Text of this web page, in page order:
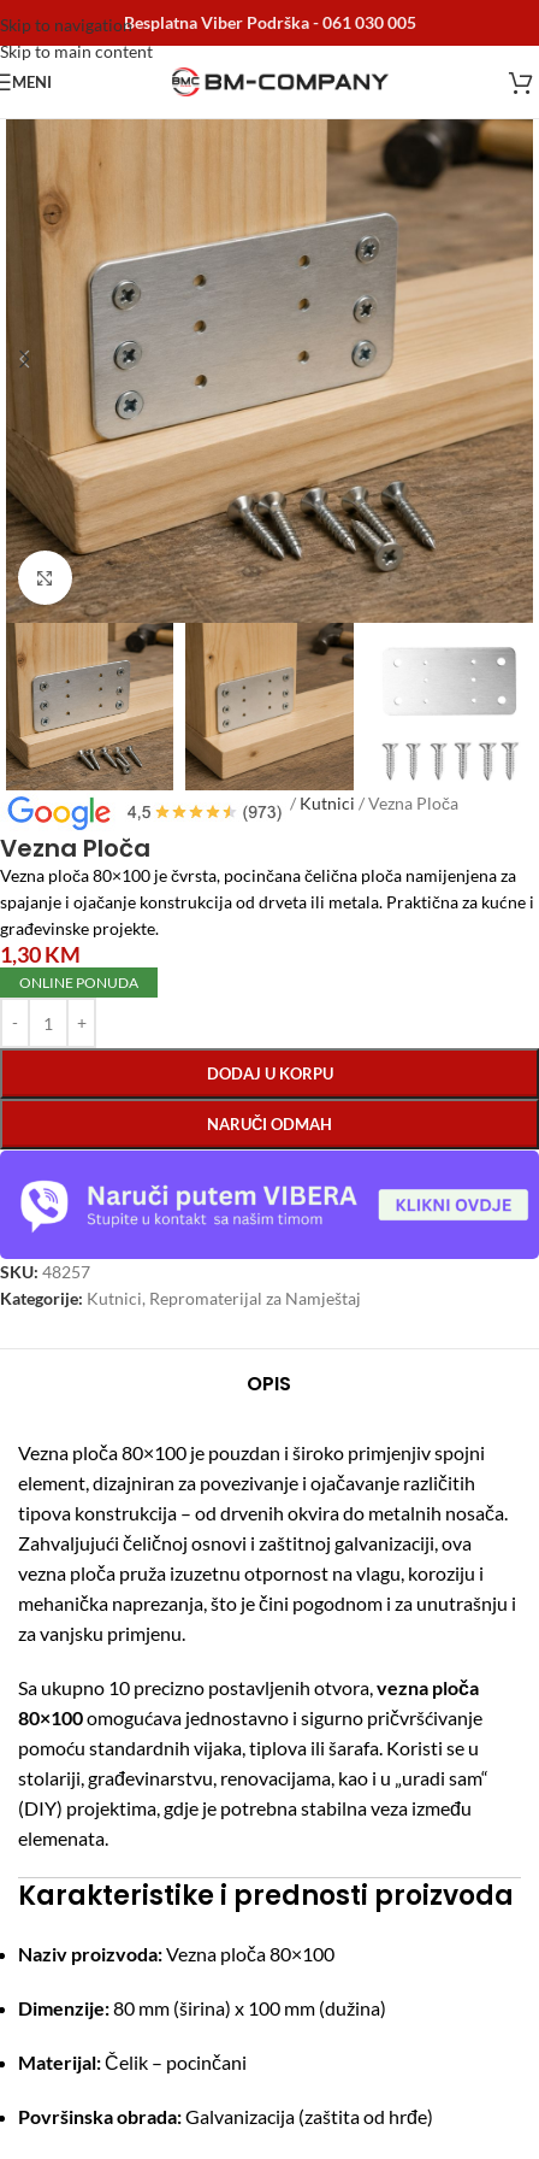
Skip to navigation
Skip to main content
Besplatna Viber Podrška -061 030 005
MENI
Click to enlarge
Početna/Repromaterijal za Namještaj / Kutnici /Vezna Ploča
Vezna Ploča
Vezna ploča 80×100 je čvrsta, pocinčana čelična ploča namijenjena za
spajanje i ojačanje konstrukcija od drveta ili metala. Praktična za kućne i
građevinske projekte.
1,30KM
ONLINE PONUDA
DODAJ U KORPU
NARUČI ODMAH
SKU: 48257
Kategorije: Kutnici, Repromaterijal za Namještaj
OPIS
Vezna ploča 80×100 je pouzdan i široko primjenjiv spojni
element, dizajniran za povezivanje i ojačavanje različitih
tipova konstrukcija – od drvenih okvira do metalnih nosača.
Zahvaljujući čeličnoj osnovi i zaštitnoj galvanizaciji, ova
vezna ploča pruža izuzetnu otpornost na vlagu, koroziju i
mehanička naprezanja, što je čini pogodnom i za unutrašnju i
za vanjsku primjenu.
Sa ukupno 10 precizno postavljenih otvora,vezna ploča
80×100omogućava jednostavno i sigurno pričvršćivanje
pomoću standardnih vijaka, tiplova ili šarafa. Koristi se u
stolariji, građevinarstvu, renovacijama, kao i u „uradi sam“
(DIY) projektima, gdje je potrebna stabilna veza između
elemenata.
Karakteristike i prednosti proizvoda
Naziv proizvoda:Vezna ploča 80×100
Dimenzije:80 mm (širina) x 100 mm (dužina)
Materijal:Čelik – pocinčani
Površinska obrada:Galvanizacija (zaštita od hrđe)